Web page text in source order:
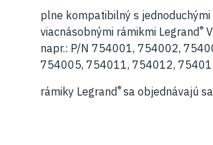
plne kompatibilný s jednoduchými
viacnásobnými rámikmi Legrand®
napr.: P/N 754001, 754002,
754005, 754011, 754012,
rámiky Legrand® sa objednávajú